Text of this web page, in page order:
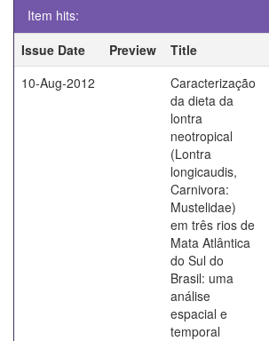
Item hits:
Issue Date
Preview Title
10-Aug-2012
Caracterização
da dieta da
lontra
neotropical
(Lontra
longicaudis,
Carnivora:
Mustelidae)
em três rios de
Mata Atlântica
do Sul do
Brasil: uma
análise
espacial e
temporal